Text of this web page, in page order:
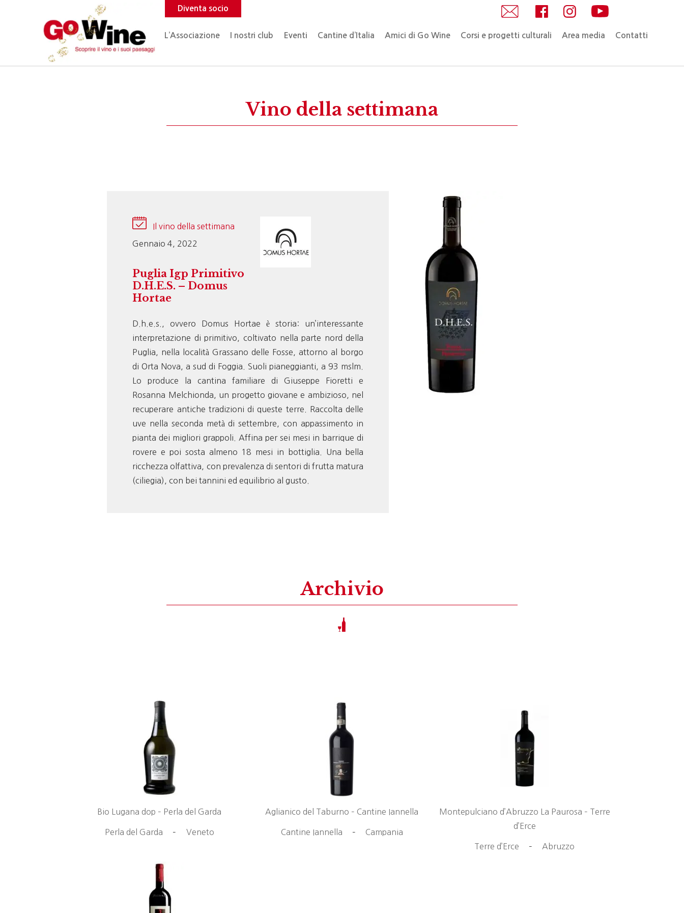
Diventa socio
L’Associazione I nostri club Eventi Cantine d’Italia Amici di Go Wine Corsi e progetti culturali Area media Contatti
Vino della settimana
Il vino della settimana
Gennaio 4, 2022
Puglia Igp Primitivo
D.H.E.S. – Domus
Hortae
D.h.e.s., ovvero Domus Hortae è storia: un’interessante
interpretazione di primitivo, coltivato nella parte nord della
Puglia, nella località Grassano delle Fosse, attorno al borgo
di Orta Nova, a sud di Foggia. Suoli pianeggianti, a 93 mslm.
Lo produce la cantina familiare di Giuseppe Fioretti e
Rosanna Melchionda, un progetto giovane e ambizioso, nel
recuperare antiche tradizioni di queste terre. Raccolta delle
uve nella seconda metà di settembre, con appassimento in
pianta dei migliori grappoli. Affina per sei mesi in barrique di
rovere e poi sosta almeno 18 mesi in bottiglia. Una bella
ricchezza olfattiva, con prevalenza di sentori di frutta matura
(ciliegia), con bei tannini ed equilibrio al gusto.
Archivio
Bio Lugana dop – Perla del Garda
Perla del Garda – Veneto
Aglianico del Taburno – Cantine Iannella
Cantine Iannella – Campania
Montepulciano d’Abruzzo La Paurosa – Terre
d’Erce
Terre d’Erce – Abruzzo